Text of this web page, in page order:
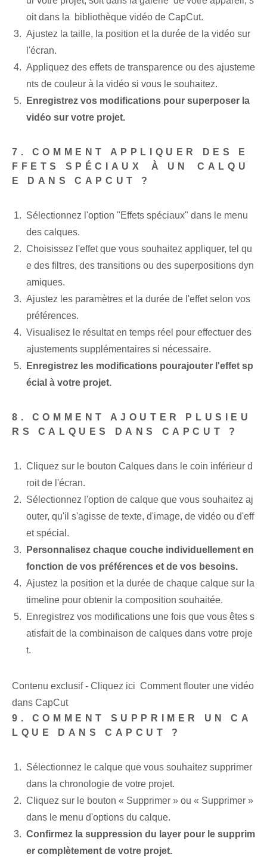
oit dans la ⁤ bibliothèque vidéo de CapCut.
Ajustez la taille, la position et la durée de la vidéo sur
l'écran.
Appliquez des effets de transparence ou des ajusteme
nts de couleur à la vidéo si vous le souhaitez.
Enregistrez vos modifications pour superposer la
vidéo sur votre projet.
7. COMMENT APPLIQUER DES E
FFETS SPÉCIAUX ⁢À UN⁤ CALQU
E DANS CAPCUT ?
Sélectionnez l'option "Effets spéciaux" dans le menu
des calques.
Choisissez l'effet que vous souhaitez appliquer, tel qu
e des filtres, des transitions ou des superpositions dyn
amiques.
Ajustez les paramètres et la durée de l'effet selon vos
préférences.
Visualisez le résultat en temps réel pour effectuer des
ajustements supplémentaires si nécessaire.
Enregistrez‌ les modifications pour⁤ajouter l'effet sp
écial à votre⁣ projet.
8. COMMENT AJOUTER PLUSIEU
RS CALQUES DANS CAPCUT ?
Cliquez sur le bouton Calques dans le coin inférieur d
roit de l'écran.
Sélectionnez l'option de calque que vous souhaitez aj
outer, qu'il s'agisse de texte, d'image, de vidéo ou d'eff
et spécial.
Personnalisez chaque couche individuellement en
fonction de vos préférences et de vos besoins.
Ajustez la position et la durée de chaque calque sur la
timeline pour obtenir la composition souhaitée.
Enregistrez vos modifications ⁢une fois que vous êtes​ s
atisfait de la combinaison de calques ⁣dans votre proje
t.
Contenu exclusif - Cliquez ici Comment flouter une vidéo
dans CapCut
9. COMMENT SUPPRIMER UN CA
LQUE DANS CAPCUT ?
Sélectionnez le calque que vous souhaitez supprimer
dans la chronologie de votre projet.
Cliquez sur le bouton « Supprimer » ou « Supprimer »
dans le menu d'options du calque.
Confirmez la suppression du ⁢layer ⁣pour⁣ le supprim
er complètement⁢ de votre projet.